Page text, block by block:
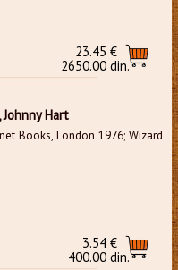
23.45 €
2650.00 din.
Hart
Books, London 1976; Wizard
3.54 €
400.00 din.